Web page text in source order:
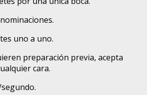
uno a uno.
preparación previa, acepta
cara.